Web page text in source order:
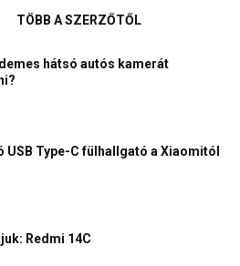
TÖBB A SZERZŐTŐL
hátsó autós kamerát
USB Type-C fülhallgató a Xiaomitól
Redmi 14C